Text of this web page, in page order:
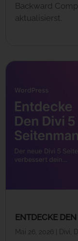
Backward
aktualisierst.
ENTDECKE
Mai 26, 2026 Divi